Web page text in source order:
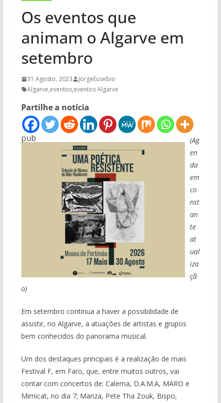
Os eventos que
animam o Algarve em
setembro
31 Agosto, 2023
JorgeEusebio
Algarve,eventos,eventos Algarve
Partilhe a notícia
pub
(Ag
en
da
em
co
nst
an
te
at
ual
iza
çã
o)
Em setembro continua a haver a possibilidade de
assistir, no Algarve, a atuações de artistas e grupos
bem conhecidos do panorama musical.
Um dos destaques principais é a realização de mais
Festival F, em Faro, que, entre muitos outros, vai
contar com concertos de: Calema, D.A.M.A, MARO e
Mimicat, no dia 7; Mariza, Pete Tha Zouk, Bispo,